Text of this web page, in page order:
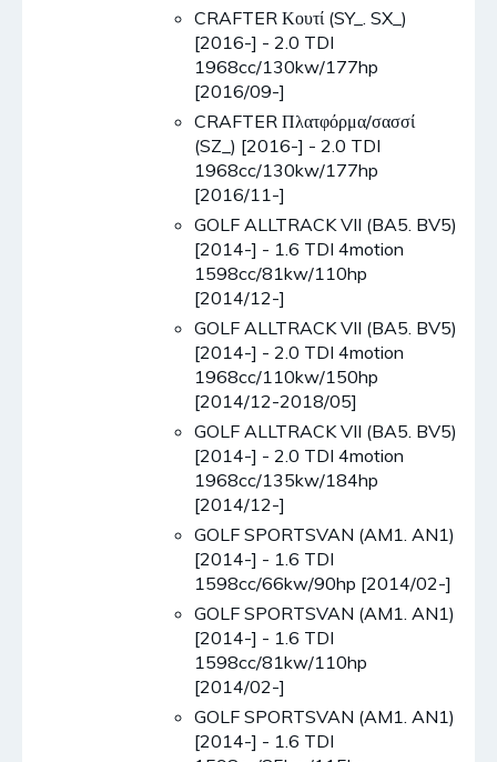
CRAFTER Κουτί (SY_. SX_)
[2016-] - 2.0 TDI
1968cc/130kw/177hp
[2016/09-]
CRAFTER Πλατφόρμα/σασσί
(SZ_) [2016-] - 2.0 TDI
1968cc/130kw/177hp
[2016/11-]
GOLF ALLTRACK VII (BA5. BV5)
[2014-] - 1.6 TDI 4motion
1598cc/81kw/110hp
[2014/12-]
GOLF ALLTRACK VII (BA5. BV5)
[2014-] - 2.0 TDI 4motion
1968cc/110kw/150hp
[2014/12-2018/05]
GOLF ALLTRACK VII (BA5. BV5)
[2014-] - 2.0 TDI 4motion
1968cc/135kw/184hp
[2014/12-]
GOLF SPORTSVAN (AM1. AN1)
[2014-] - 1.6 TDI
1598cc/66kw/90hp [2014/02-]
GOLF SPORTSVAN (AM1. AN1)
[2014-] - 1.6 TDI
1598cc/81kw/110hp
[2014/02-]
GOLF SPORTSVAN (AM1. AN1)
[2014-] - 1.6 TDI